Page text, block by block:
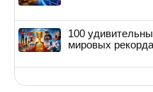
100
мировых